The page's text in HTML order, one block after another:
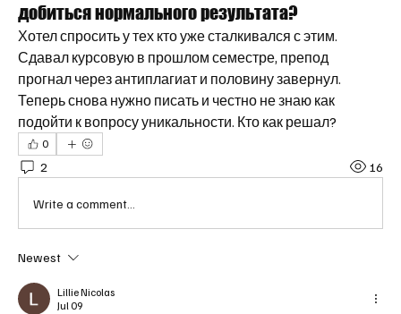
добиться нормального результата?
Хотел спросить у тех кто уже сталкивался с этим.
Сдавал курсовую в прошлом семестре, препод
прогнал через антиплагиат и половину завернул.
Теперь снова нужно писать и честно не знаю как
подойти к вопросу уникальности. Кто как решал?
0
2 16
Write a comment...
Newest
Lillie Nicolas
Jul 09